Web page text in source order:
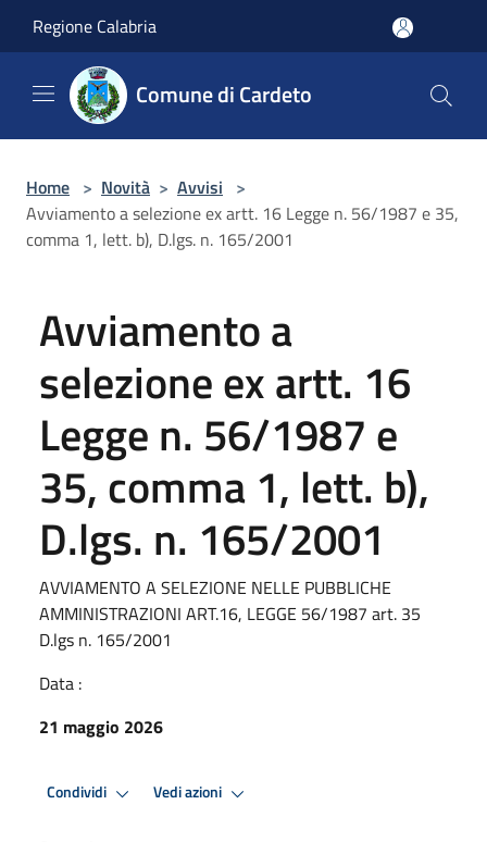
Regione Calabria
Comune di Cardeto
Home > Novità > Avvisi >
Avviamento a selezione ex artt. 16 Legge n. 56/1987 e 35,
comma 1, lett. b), D.lgs. n. 165/2001
Avviamento a
selezione ex artt. 16
Legge n. 56/1987 e
35, comma 1, lett. b),
D.lgs. n. 165/2001
AVVIAMENTO A SELEZIONE NELLE PUBBLICHE
AMMINISTRAZIONI ART.16, LEGGE 56/1987 art. 35
D.lgs n. 165/2001
Data :
21 maggio 2026
Condividi Vedi azioni